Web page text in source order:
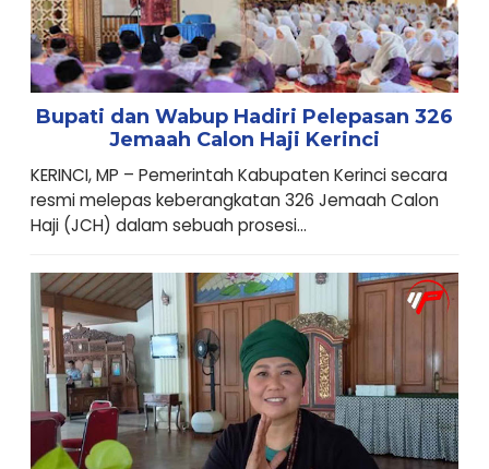
Bupati dan Wabup Hadiri Pelepasan 326
Jemaah Calon Haji Kerinci
KERINCI, MP – Pemerintah Kabupaten Kerinci secara
resmi melepas keberangkatan 326 Jemaah Calon
Haji (JCH) dalam sebuah prosesi...